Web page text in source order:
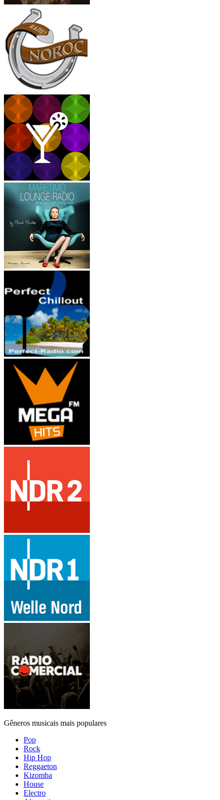
Gêneros musicais mais populares
Pop
Rock
Hip Hop
Reggaeton
Kizomba
House
Electro